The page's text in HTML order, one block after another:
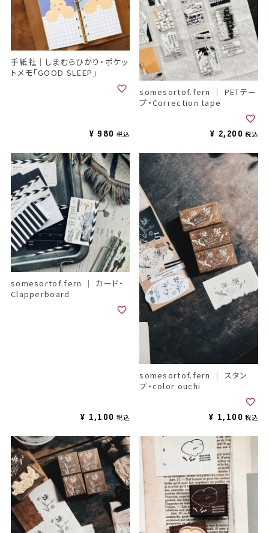
手紙社｜しまむらひかり・ポケッ
トメモ「GOOD SLEEP」
¥ 980 税込
somesortof.fern ｜ PETテー
プ・Correction tape
¥ 2,200 税込
somesortof.fern ｜ カード・
Clapperboard
¥ 1,100 税込
somesortof.fern ｜ スタン
プ・color ouchi
¥ 1,100 税込